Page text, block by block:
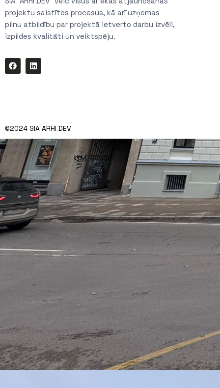
projektu saistītos procesus, kā arī uzņemas
pilnu atbildību par projektā ietverto darbu izvēli,
izpildes kvalitāti un veiktspēju.
©2024 SIA ARHI DEV